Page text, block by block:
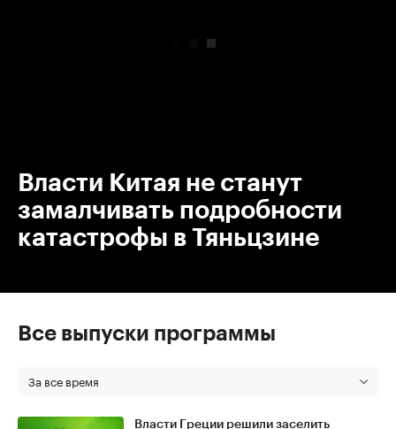
Власти Китая не станут
замалчивать подробности
катастрофы в Тяньцзине
Все выпуски программы
За все время
Власти Греции решили заселить